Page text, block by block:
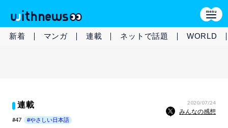
新着 マンガ 連載 ネットで話題 WORLD
連載 2020/07/24
みんなの感想
#47 #やさしい日本語